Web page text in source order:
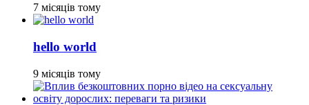
7 місяців тому
hello world
9 місяців тому